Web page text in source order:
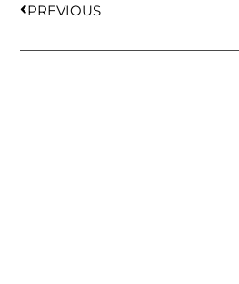
PREVIOUS